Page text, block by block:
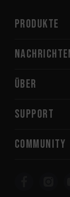
PRODUKTE
Über
SUPPORT
COMMUNITY